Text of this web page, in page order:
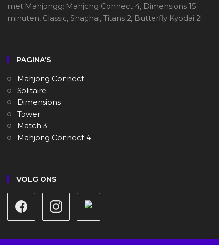
met Mahjongg: Mahjong Connect 4, Dimensions 15
minuten, Classic, Shaghai, Titans 2, Butterfly Kyodai 2!
PAGINA'S
Mahjong Connect
Solitaire
Dimensions
Tower
Match 3
Mahjong Connect 4
VOLG ONS